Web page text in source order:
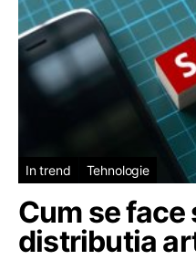
In trend Tehnologie
Cum se face
distributia